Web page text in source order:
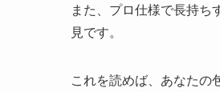
また、プロ仕様で長持ち
見です。
これを読めば、あなたの